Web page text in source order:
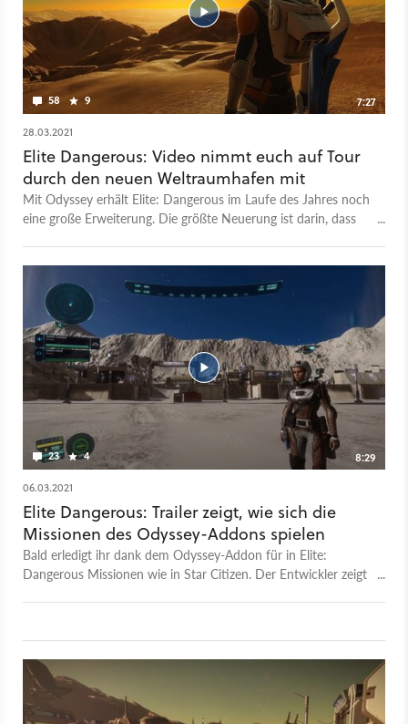
um mehr Details über das Audio-Design der neuen First-
Person-Perspektive zu erfahren.
58 9
7:27
28.03.2021
Elite Dangerous: Video nimmt euch auf Tour
durch den neuen Weltraumhafen mit
Mit Odyssey erhält Elite: Dangerous im Laufe des Jahres noch
eine große Erweiterung. Die größte Neuerung ist darin, dass
Im neuen Trailer zeigen die Entwickler außerdem eine weitere
Neuerung, die mit dem Addon hinzugefügt wird: Ein großer
Weltraumhafen. Dort erwarten euch verschiedene Geschäfte,
NPCs mit Aufträgen und vieles mehr. Dabei kann alles frei und
nach eigenem Ermessen erkundet werden. Elite Dangerous:
Odyssey soll nach aktuellen Plan noch im Frühjahr 2021 für
den PC erscheinen. Eine Alpha startet am 29. März 2021.
23 4
8:29
06.03.2021
Elite Dangerous: Trailer zeigt, wie sich die
Missionen des Odyssey-Addons spielen
Bald erledigt ihr dank dem Odyssey-Addon für in Elite:
Dangerous Missionen wie in Star Citizen. Der Entwickler zeigt